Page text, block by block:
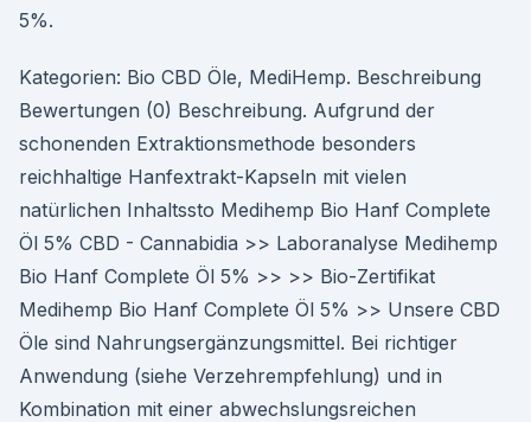
5%.
Kategorien: Bio CBD Öle, MediHemp. Beschreibung
Bewertungen (0) Beschreibung. Aufgrund der
schonenden Extraktionsmethode besonders
reichhaltige Hanfextrakt-Kapseln mit vielen
natürlichen Inhaltssto Medihemp Bio Hanf Complete
Öl 5% CBD - Cannabidia >> Laboranalyse Medihemp
Bio Hanf Complete Öl 5% >> >> Bio-Zertifikat
Medihemp Bio Hanf Complete Öl 5% >> Unsere CBD
Öle sind Nahrungsergänzungsmittel. Bei richtiger
Anwendung (siehe Verzehrempfehlung) und in
Kombination mit einer abwechslungsreichen